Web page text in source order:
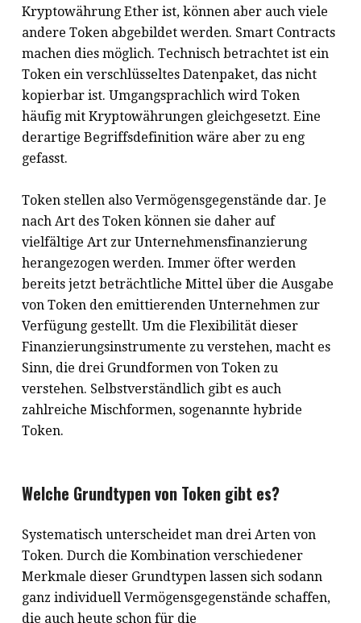
Kryptowährung Ether ist, können aber auch viele
andere Token abgebildet werden. Smart Contracts
machen dies möglich. Technisch betrachtet ist ein
Token ein verschlüsseltes Datenpaket, das nicht
kopierbar ist. Umgangsprachlich wird Token
häufig mit Kryptowährungen gleichgesetzt. Eine
derartige Begriffsdefinition wäre aber zu eng
gefasst.
Token stellen also Vermögensgegenstände dar. Je
nach Art des Token können sie daher auf
vielfältige Art zur Unternehmensfinanzierung
herangezogen werden. Immer öfter werden
bereits jetzt beträchtliche Mittel über die Ausgabe
von Token den emittierenden Unternehmen zur
Verfügung gestellt. Um die Flexibilität dieser
Finanzierungsinstrumente zu verstehen, macht es
Sinn, die drei Grundformen von Token zu
verstehen. Selbstverständlich gibt es auch
zahlreiche Mischformen, sogenannte hybride
Token.
Welche Grundtypen von Token gibt es?
Systematisch unterscheidet man drei Arten von
Token. Durch die Kombination verschiedener
Merkmale dieser Grundtypen lassen sich sodann
ganz individuell Vermögensgegenstände schaffen,
die auch heute schon für die